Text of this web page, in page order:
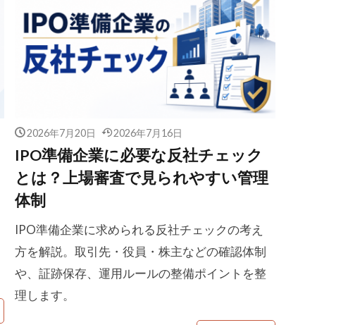
2026年7月20日 2026年7月16日
IPO準備企業に必要な反社チェック
とは？上場審査で見られやすい管理
体制
IPO準備企業に求められる反社チェックの考え
方を解説。取引先・役員・株主などの確認体制
や、証跡保存、運用ルールの整備ポイントを整
理します。